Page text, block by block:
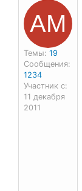
АМ
Темы: 19
Сообщения:
1234
Участник с:
11 декабря
2011